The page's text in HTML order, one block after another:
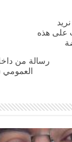
هذه
رسالة من
العمومي